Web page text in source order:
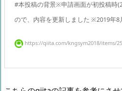
#本投稿の背景※申請画面が初投稿時
ので、内容を更新しました ※2019年8
https://qiita.com/kngsym2018/items/